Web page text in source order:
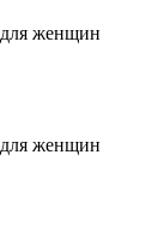
для женщин
для женщин